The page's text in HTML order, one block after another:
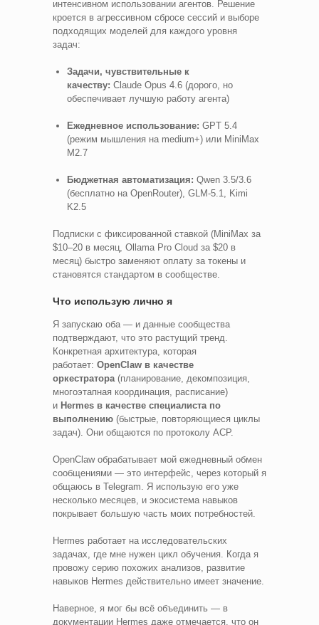
интенсивном использовании агентов. Решение
кроется в агрессивном сбросе сессий и выборе
подходящих моделей для каждого уровня
задач:
Задачи, чувствительные к
качеству: Claude Opus 4.6 (дорого, но
обеспечивает лучшую работу агента)
Ежедневное использование: GPT 5.4
(режим мышления на medium+) или MiniMax
M2.7
Бюджетная автоматизация: Qwen 3.5/3.6
(бесплатно на OpenRouter), GLM-5.1, Kimi
K2.5
Подписки с фиксированной ставкой (MiniMax за
$10–20 в месяц, Ollama Pro Cloud за $20 в
месяц) быстро заменяют оплату за токены и
становятся стандартом в сообществе.
Что использую лично я
Я запускаю оба — и данные сообщества
подтверждают, что это растущий тренд.
Конкретная архитектура, которая
работает: OpenClaw в качестве
оркестратора (планирование, декомпозиция,
многоэтапная координация, расписание)
и Hermes в качестве специалиста по
выполнению (быстрые, повторяющиеся циклы
задач). Они общаются по протоколу ACP.
OpenClaw обрабатывает мой ежедневный обмен
сообщениями — это интерфейс, через который я
общаюсь в Telegram. Я использую его уже
несколько месяцев, и экосистема навыков
покрывает большую часть моих потребностей.
Hermes работает на исследовательских
задачах, где мне нужен цикл обучения. Когда я
провожу серию похожих анализов, развитие
навыков Hermes действительно имеет значение.
Наверное, я мог бы всё объединить — в
документации Hermes даже отмечается, что он